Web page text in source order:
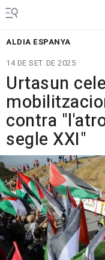
ALDIA ESPANYA
14 DE SET. DE 2025
Urtasun
contra
segle XXI"